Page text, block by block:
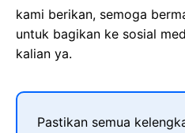
kami berikan, semoga
untuk bagikan ke sosial
kalian ya.
Pastikan semua